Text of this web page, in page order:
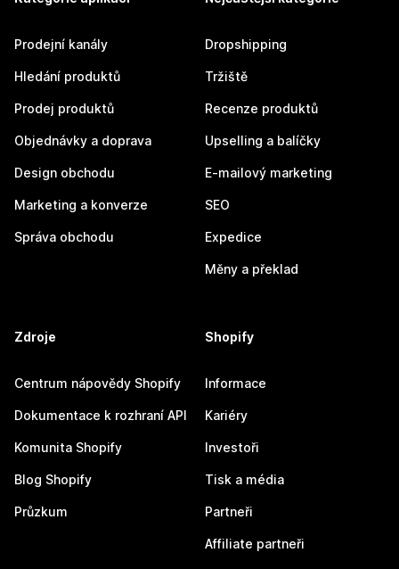
Prodejní kanály
Hledání produktů
Prodej produktů
Objednávky a doprava
Design obchodu
Marketing a konverze
Správa obchodu
Dropshipping
Tržiště
Recenze produktů
Upselling a balíčky
E-mailový marketing
SEO
Expedice
Měny a překlad
Zdroje
Centrum nápovědy Shopify
Dokumentace k rozhraní API
Komunita Shopify
Blog Shopify
Průzkum
Shopify
Informace
Kariéry
Investoři
Tisk a média
Partneři
Affiliate partneři